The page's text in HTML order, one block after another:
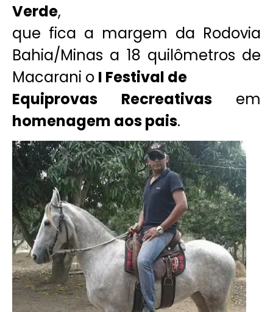
Verde,
que fica a margem da Rodovia
Bahia/Minas a 18 quilômetros de
Macarani o I Festival de
Equiprovas Recreativasem
homenagem aos pais.